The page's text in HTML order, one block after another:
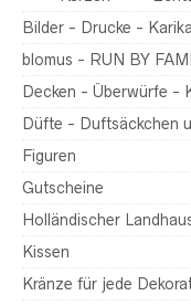
Bilder - Drucke -
blomus - RUN BY
Decken - Überwürfe -
Düfte - Duftsäckchen
Figuren
Gutscheine
Holländischer
Kissen
Kränze für jede